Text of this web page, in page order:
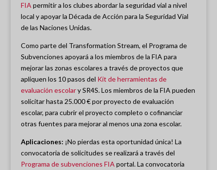
FIA permitir a los clubes abordar la seguridad vial a nivel
local y apoyar la Década de Acción para la Seguridad Vial
de las Naciones Unidas.
Como parte del Transformation Stream, el Programa de
Subvenciones apoyará a los miembros de la FIA para
mejorar las zonas escolares a través de proyectos que
apliquen los 10 pasos del Kit de herramientas de
evaluación escolary SR4S. Los miembros de la FIA pueden
solicitar hasta 25.000 € por proyecto de evaluación
escolar, para cubrir el proyecto completo o cofinanciar
otras fuentes para mejorar al menos una zona escolar.
Aplicaciones: ¡No pierdas esta oportunidad única! La
convocatoria de solicitudes se realizará a través del
Programa de subvenciones FIA portal. La convocatoria